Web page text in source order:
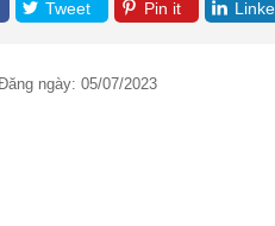
Tweet Pin it
ngày: 05/07/2023